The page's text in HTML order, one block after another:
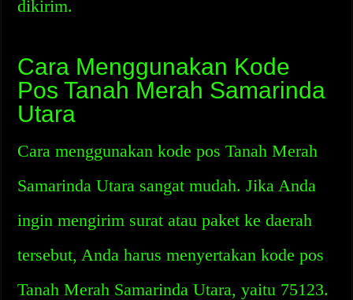
dikirim.
Cara Menggunakan Kode
Pos Tanah Merah Samarinda
Utara
Cara menggunakan kode pos Tanah Merah
Samarinda Utara sangat mudah. Jika Anda
ingin mengirim surat atau paket ke daerah
tersebut, Anda harus menyertakan kode pos
Tanah Merah Samarinda Utara, yaitu 75123.